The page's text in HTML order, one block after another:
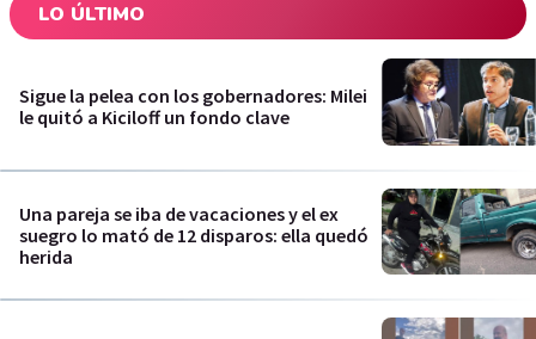
LO ÚLTIMO
Sigue la pelea con los gobernadores: Milei
le quitó a Kiciloff un fondo clave
Una pareja se iba de vacaciones y el ex
suegro lo mató de 12 disparos: ella quedó
herida